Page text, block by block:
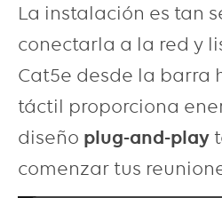
La instalación es tan
conectarla a la red y
Cat5e desde la barra
táctil proporciona
diseño plug-and-play
comenzar tus